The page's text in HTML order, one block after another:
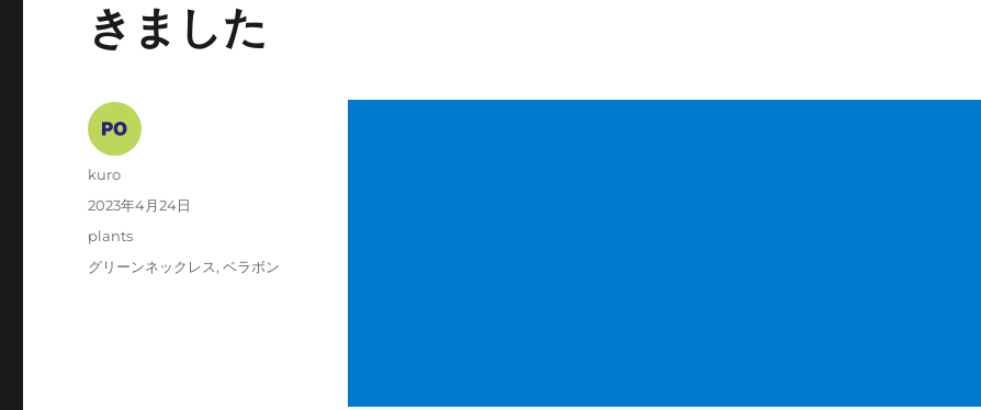
きました
投
kuro
投
稿
日:
2023年4月24日
カ
テ
plants
タ
グリーンネックレス,ベラボン